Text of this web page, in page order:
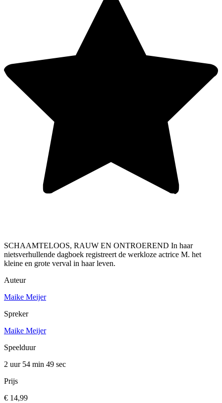
SCHAAMTELOOS, RAUW EN ONTROEREND In haar
nietsverhullende dagboek registreert de werkloze actrice M. het
kleine en grote verval in haar leven.
Auteur
Maike Meijer
Spreker
Maike Meijer
Speelduur
2 uur 54 min 49 sec
Prijs
€ 14,99